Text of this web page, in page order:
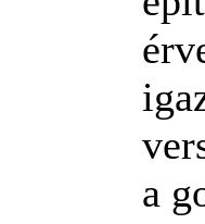
a